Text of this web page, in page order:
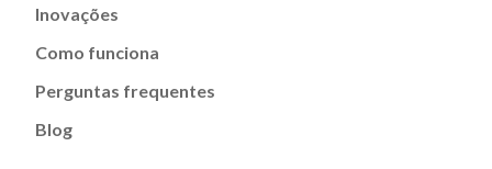
Inovações
Como funciona
Perguntas frequentes
Blog